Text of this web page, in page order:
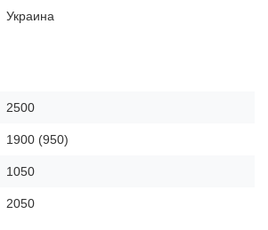
Украина
2500
1900 (950)
1050
2050